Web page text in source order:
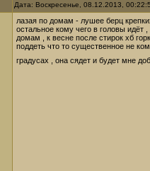
Дата: Воскресенье, 08.12.2013,
лазая по домам - лушее берц
остальное кому чего в головы идёт
домам , к весне после стирок хб
поддеть что то существенное не
градусах , она сядет и будет мне